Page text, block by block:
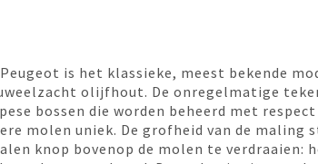
is het klassieke, meest bekende
olijfhout. De onregelmatige
bossen die worden beheerd met respect
molen uniek. De grofheid van de maling
knop bovenop de molen te verdraaien: